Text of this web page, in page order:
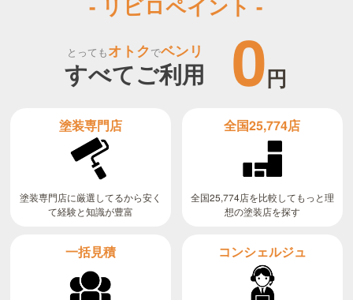
- リビロペイント -
とってもオトクでベンリ
すべてご利用 0円
塗装専門店
塗装専門店に厳選してるから安く
て経験と知識が豊富
全国25,774店
全国25,774店を比較してもっと理
想の塗装店を探す
一括見積 コンシェルジュ